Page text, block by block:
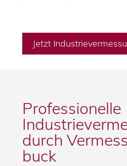
Jetzt
Professionelle
durch
buck